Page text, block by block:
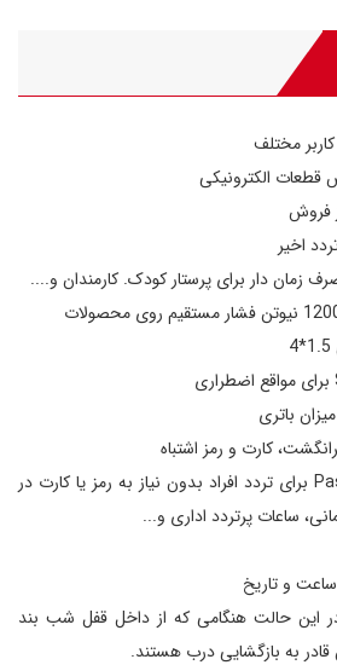
قطعات الکترونیکی
زمان دار برای پرستار کودک. کارمندان و....
باتری
کارت و رمز اشتباه
سیستم Passage Mode برای تردد افراد بدون نیاز به رمز یا کارت در
ساعات پرتردد اداری و...
ساعت و تاریخ
این حالت هنگامی که از داخل قفل شب بند
به بازگشایی درب هستند.